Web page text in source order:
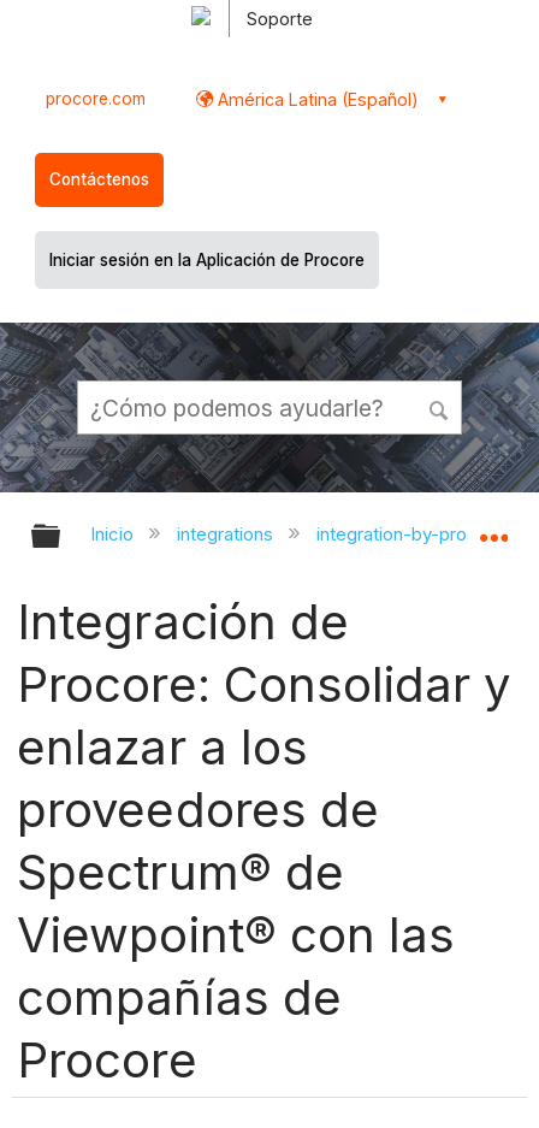
Soporte
procore.com América Latina (Español)
Contáctenos
Iniciar sesión en la Aplicación de Procore
Expandir/contraer jerarquía global
Inicio integrations integration-by-procore
Integración de
Procore: Consolidar y
enlazar a los
proveedores de
Spectrum® de
Viewpoint® con las
compañías de
Procore